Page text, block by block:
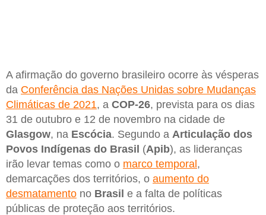
A afirmação do governo brasileiro ocorre às vésperas
da Conferência das Nações Unidas sobre Mudanças
Climáticas de 2021, a COP-26, prevista para os dias
31 de outubro e 12 de novembro na cidade de
Glasgow, na Escócia. Segundo a Articulação dos
Povos Indígenas do Brasil (Apib), as lideranças
irão levar temas como o marco temporal,
demarcações dos territórios, o aumento do
desmatamento no Brasil e a falta de políticas
públicas de proteção aos territórios.